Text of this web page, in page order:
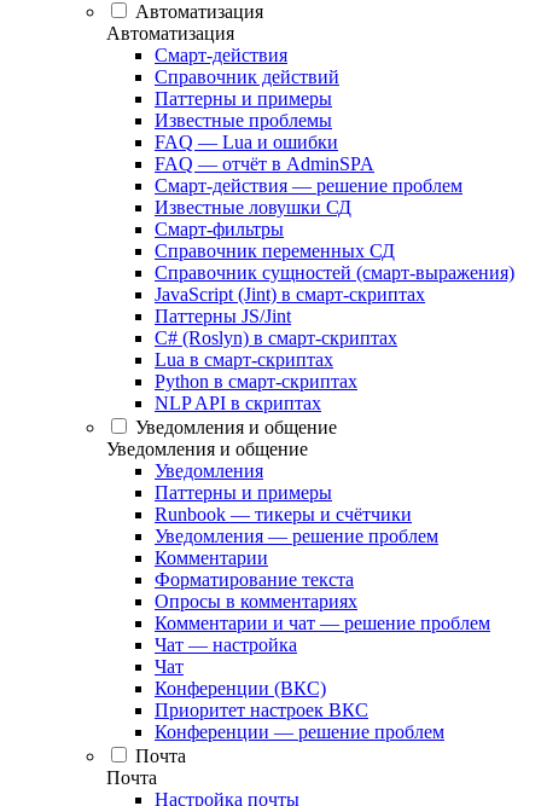
Автоматизация
Автоматизация
Смарт-действия
Справочник действий
Паттерны и примеры
Известные проблемы
FAQ — Lua и ошибки
FAQ — отчёт в AdminSPA
Смарт-действия — решение проблем
Известные ловушки СД
Смарт-фильтры
Справочник переменных СД
Справочник сущностей (смарт-выражения)
JavaScript (Jint) в смарт-скриптах
Паттерны JS/Jint
C# (Roslyn) в смарт-скриптах
Lua в смарт-скриптах
Python в смарт-скриптах
NLP API в скриптах
Уведомления и общение
Уведомления и общение
Уведомления
Паттерны и примеры
Runbook — тикеры и счётчики
Уведомления — решение проблем
Комментарии
Форматирование текста
Опросы в комментариях
Комментарии и чат — решение проблем
Чат — настройка
Чат
Конференции (ВКС)
Приоритет настроек ВКС
Конференции — решение проблем
Почта
Почта
Настройка почты